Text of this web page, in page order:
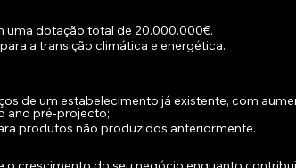
uma dotação total de 20.000.000€.
a transição climática e energética.
de um estabelecimento já existente, com
ano pré-projecto;
produtos não produzidos anteriormente.